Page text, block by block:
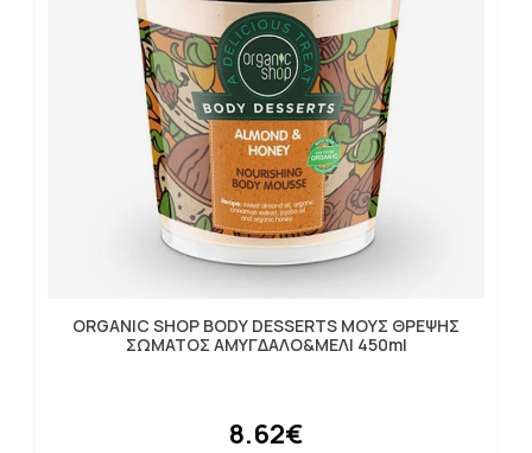
ORGANIC SHOP BODY DESSERTS ΜΟΥΣ ΘΡΕΨΗΣ
ΣΩΜΑΤΟΣ ΑΜΥΓΔΑΛΟ&ΜΕΛΙ 450ml
8.62€